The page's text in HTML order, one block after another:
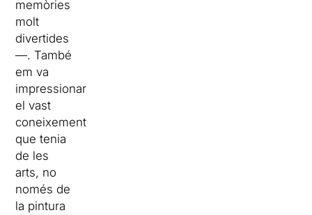
memòries
molt
divertides
—. També
em va
impressionar
el vast
coneixement
que tenia
de les
arts, no
només de
la pintura